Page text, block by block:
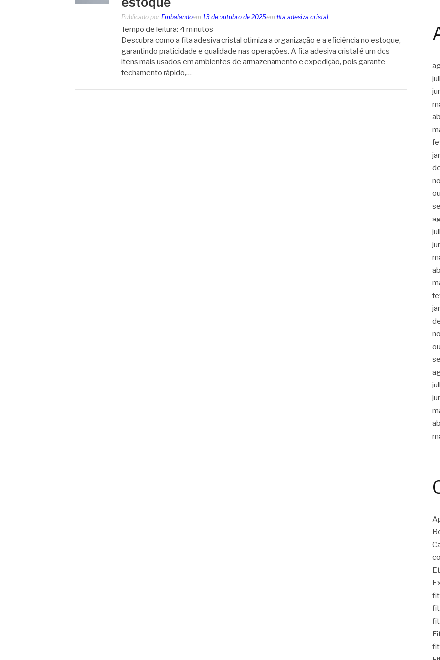
Publicado por Embalandoem 13 de outubro de 2025em fita adesiva cristal
Tempo de leitura: 4 minutos
Descubra como a fita adesiva cristal otimiza a organização e a eficiência no estoque,
garantindo praticidade e qualidade nas operações. A fita adesiva cristal é um dos
itens mais usados em ambientes de armazenamento e expedição, pois garante
fechamento rápido,…